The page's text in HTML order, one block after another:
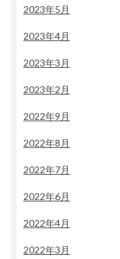
2023年5月
2023年4月
2023年3月
2023年2月
2022年9月
2022年8月
2022年7月
2022年6月
2022年4月
2022年3月